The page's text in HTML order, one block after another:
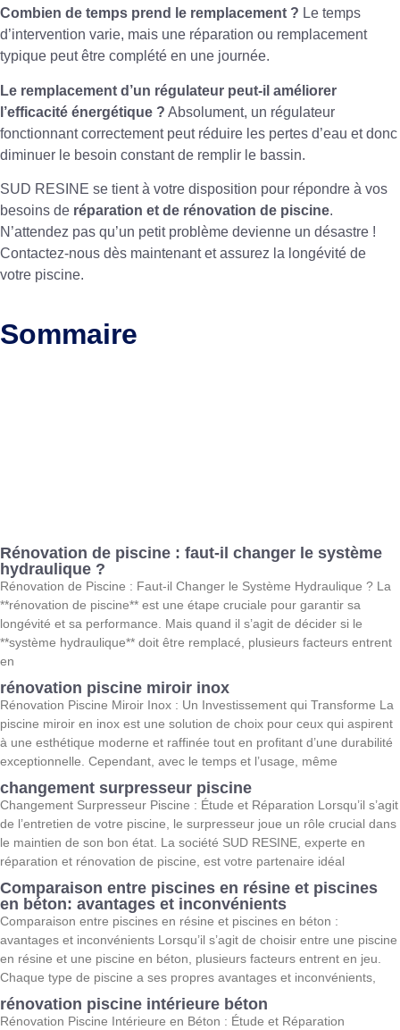
Combien de temps prend le remplacement ? Le temps
d’intervention varie, mais une réparation ou remplacement
typique peut être complété en une journée.
Le remplacement d’un régulateur peut-il améliorer
l’efficacité énergétique ? Absolument, un régulateur
fonctionnant correctement peut réduire les pertes d’eau et donc
diminuer le besoin constant de remplir le bassin.
SUD RESINE se tient à votre disposition pour répondre à vos
besoins de réparation et de rénovation de piscine.
N’attendez pas qu’un petit problème devienne un désastre !
Contactez-nous dès maintenant et assurez la longévité de
votre piscine.
Sommaire
Rénovation de piscine : faut-il changer le système
hydraulique ?
Rénovation de Piscine : Faut-il Changer le Système Hydraulique ? La
**rénovation de piscine** est une étape cruciale pour garantir sa
longévité et sa performance. Mais quand il s’agit de décider si le
**système hydraulique** doit être remplacé, plusieurs facteurs entrent
en
rénovation piscine miroir inox
Rénovation Piscine Miroir Inox : Un Investissement qui Transforme La
piscine miroir en inox est une solution de choix pour ceux qui aspirent
à une esthétique moderne et raffinée tout en profitant d’une durabilité
exceptionnelle. Cependant, avec le temps et l’usage, même
changement surpresseur piscine
Changement Surpresseur Piscine : Étude et Réparation Lorsqu’il s’agit
de l’entretien de votre piscine, le surpresseur joue un rôle crucial dans
le maintien de son bon état. La société SUD RESINE, experte en
réparation et rénovation de piscine, est votre partenaire idéal
Comparaison entre piscines en résine et piscines
en béton: avantages et inconvénients
Comparaison entre piscines en résine et piscines en béton :
avantages et inconvénients Lorsqu’il s’agit de choisir entre une piscine
en résine et une piscine en béton, plusieurs facteurs entrent en jeu.
Chaque type de piscine a ses propres avantages et inconvénients,
rénovation piscine intérieure béton
Rénovation Piscine Intérieure en Béton : Étude et Réparation